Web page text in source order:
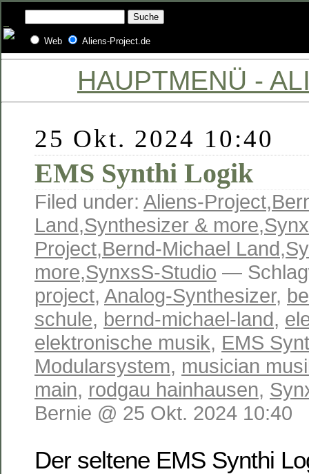
Web Aliens-Project.de
HAUPTMENÜ -
25 Okt. 2024 10:40
EMS Synthi Logik
Filed under: Aliens-Project,
Land,Synthesizer & more,
Project,Bernd-Michael Land,
more,SynxsS-Studio —
project, Analog-Synthesizer,
schule, bernd-michael-land,
elektronische musik, EMS
Modularsystem, musician
main, rodgau hainhausen,
Bernie @ 25 Okt. 2024 10:40
Der seltene EMS Synthi